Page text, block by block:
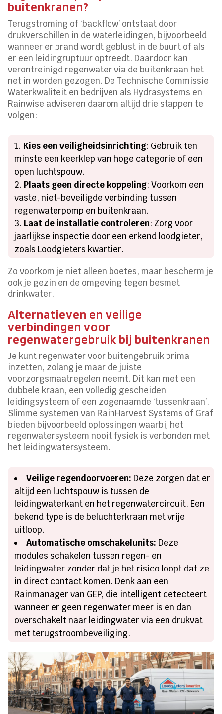
buitenkranen?
Terugstroming of ‘backflow’ ontstaat door
drukverschillen in de waterleidingen, bijvoorbeeld
wanneer er brand wordt geblust in de buurt of als
er een leidingruptuur optreedt. Daardoor kan
verontreinigd regenwater via de buitenkraan het
net in worden gezogen. De Technische Commissie
Waterkwaliteit en bedrijven als Hydrasystems en
Rainwise adviseren daarom altijd drie stappen te
volgen:
Kies een veiligheidsinrichting: Gebruik ten
minste een keerklep van hoge categorie of een
open luchtspouw.
Plaats geen directe koppeling: Voorkom een
vaste, niet-beveiligde verbinding tussen
regenwaterpomp en buitenkraan.
Laat de installatie controleren: Zorg voor
jaarlijkse inspectie door een erkend loodgieter,
zoals Loodgieters kwartier.
Zo voorkom je niet alleen boetes, maar bescherm je
ook je gezin en de omgeving tegen besmet
drinkwater.
Alternatieven en veilige
verbindingen voor
regenwatergebruik bij buitenkranen
Je kunt regenwater voor buitengebruik prima
inzetten, zolang je maar de juiste
voorzorgsmaatregelen neemt. Dit kan met een
dubbele kraan, een volledig gescheiden
leidingsysteem of een zogenaamde ‘tussenkraan’.
Slimme systemen van RainHarvest Systems of Graf
bieden bijvoorbeeld oplossingen waarbij het
regenwatersysteem nooit fysiek is verbonden met
het leidingwatersysteem.
Veilige regendoorvoeren: Deze zorgen dat er
altijd een luchtspouw is tussen de
leidingwaterkant en het regenwatercircuit. Een
bekend type is de beluchterkraan met vrije
uitloop.
Automatische omschakelunits: Deze
modules schakelen tussen regen- en
leidingwater zonder dat je het risico loopt dat ze
in direct contact komen. Denk aan een
Rainmanager van GEP, die intelligent detecteert
wanneer er geen regenwater meer is en dan
overschakelt naar leidingwater via een drukvat
met terugstroombeveiliging.